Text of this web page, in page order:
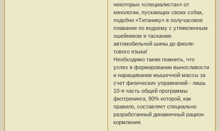
некоторых «специалистах» от
кинологии, пускающих своих собак,
подобно «Титанику» в получасовое
плавание по водоему с утяжеленным
ошейником и тасканию
автомобильной шины до фиоле-
тового языка!
Необходимо также помнить, что
успех в формировании выносливости
и наращивании мышечной массы за
счет физических упражнений - лишь
10-я часть общей программы
физтренинга, 90% которой, как
правило, составляет специально
разработанный динамичный рацион
кормления.